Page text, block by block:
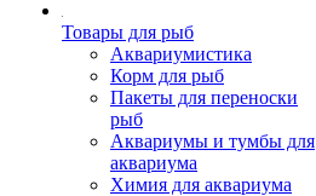
Товары для рыб
Аквариумистика
Корм для рыб
Пакеты для переноски
рыб
Аквариумы и тумбы для
аквариума
Химия для аквариума